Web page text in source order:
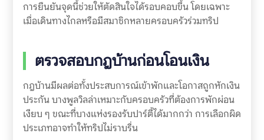
การยืนยันจุดนี้ช่วยให้ตัดสินใจได้รอบคอบขึ้น โดยเฉพาะ
เมื่อเดินทางไกลหรือมีสมาชิกหลายครอบครัวร่วมทริป
ตรวจสอบกฎบ้านก่อนโอนเงิน
กฎบ้านมีผลต่อทั้งประสบการณ์เข้าพักและโอกาสถูกหักเงิน
ประกัน บางพูลวิลล่าเหมาะกับครอบครัวที่ต้องการพักผ่อน
เงียบ ๆ ขณะที่บางแห่งรองรับปาร์ตี้ได้มากกว่า การเลือกผิด
ประเภทอาจทำให้ทริปไม่ราบรื่น